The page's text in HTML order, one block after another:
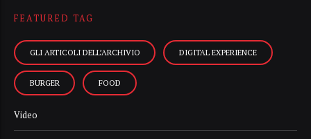
FEATURED TAG
GLI ARTICOLI DELL’ARCHIVIO DIGITAL EXPERIENCE
BURGER FOOD
Video